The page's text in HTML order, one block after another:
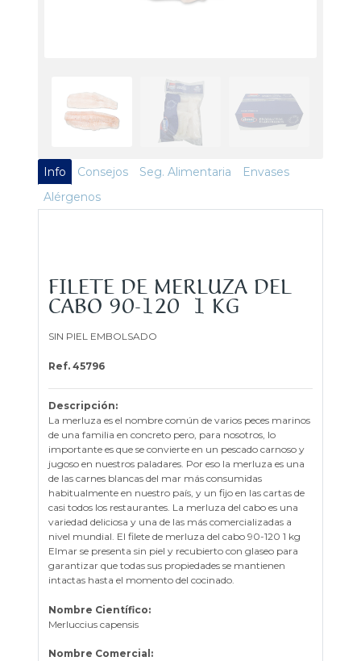
Info Consejos Seg. Alimentaria
Envases
Alérgenos
FILETE DE MERLUZA DEL
CABO 90-120 1 KG
SIN PIEL EMBOLSADO
Ref. 45796
Descripción:
La merluza es el nombre común de varios peces marinos
de una familia en concreto pero, para nosotros, lo
importante es que se convierte en un pescado carnoso y
jugoso en nuestros paladares. Por eso la merluza es una
de las carnes blancas del mar más consumidas
habitualmente en nuestro país, y un fijo en las cartas de
casi todos los restaurantes. La merluza del cabo es una
variedad deliciosa y una de las más comercializadas a
nivel mundial. El filete de merluza del cabo 90-120 1 kg
Elmar se presenta sin piel y recubierto con glaseo para
garantizar que todas sus propiedades se mantienen
intactas hasta el momento del cocinado.
Nombre Científico:
Merluccius capensis
Nombre Comercial: